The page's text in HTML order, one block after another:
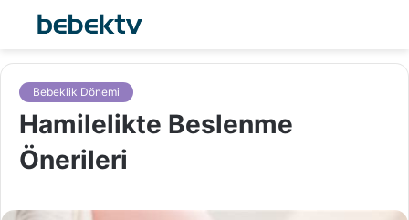
Bebeklik Dönemi
Hamilelikte Beslenme
Önerileri